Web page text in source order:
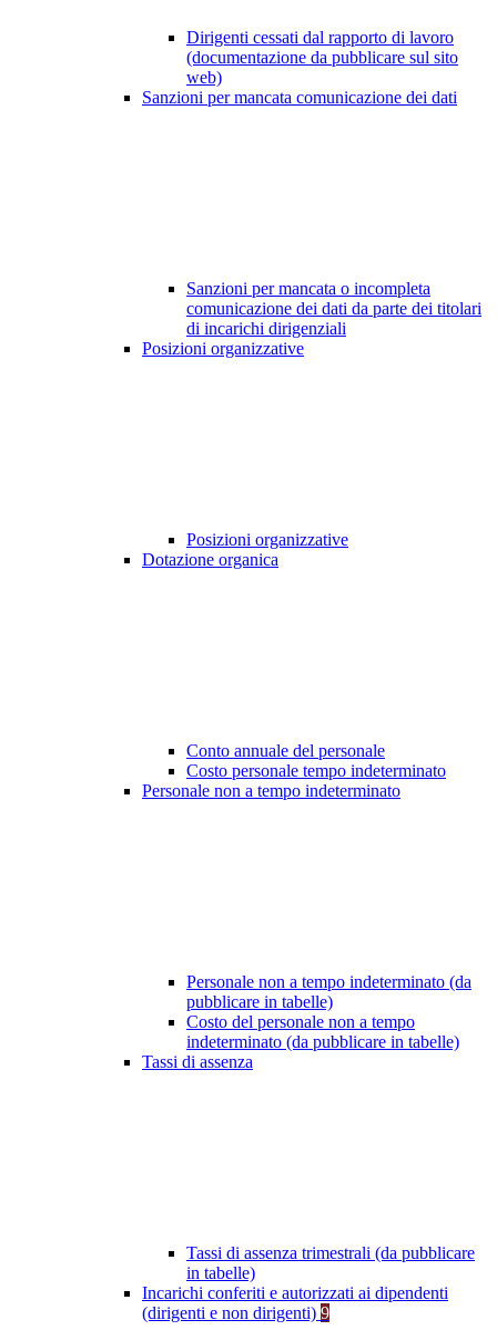
Dirigenti cessati dal rapporto di lavoro
(documentazione da pubblicare sul sito
web)
Sanzioni per mancata comunicazione dei dati
Sanzioni per mancata o incompleta
comunicazione dei dati da parte dei titolari
di incarichi dirigenziali
Posizioni organizzative
Posizioni organizzative
Dotazione organica
Conto annuale del personale
Costo personale tempo indeterminato
Personale non a tempo indeterminato
Personale non a tempo indeterminato (da
pubblicare in tabelle)
Costo del personale non a tempo
indeterminato (da pubblicare in tabelle)
Tassi di assenza
Tassi di assenza trimestrali (da pubblicare
in tabelle)
Incarichi conferiti e autorizzati ai dipendenti
(dirigenti e non dirigenti) 9